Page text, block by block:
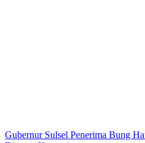
Gubernur Sulsel Penerima Bung